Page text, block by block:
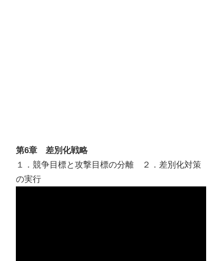
第6章 差別化戦略
１．競争目標と攻撃目標の分離 ２．差別化対策
の実行